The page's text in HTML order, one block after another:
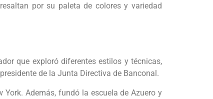
por su paleta de colores y variedad
que exploró diferentes estilos y técnicas,
de la Junta Directiva de Banconal.
Además, fundó la escuela de Azuero y